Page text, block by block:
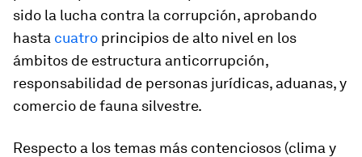
sido la lucha contra la corrupción, aprobando
hasta cuatro principios de alto nivel en los
ámbitos de estructura anticorrupción,
responsabilidad de personas jurídicas, aduanas, y
comercio de fauna silvestre.
Respecto a los temas más contenciosos (clima y